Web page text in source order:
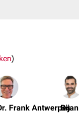
)
Frank Antwerpes